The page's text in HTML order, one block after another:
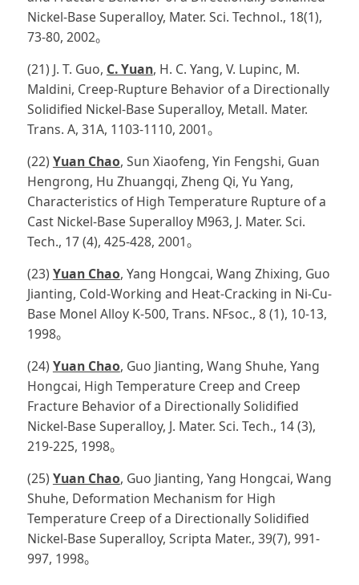
Nickel-Base Superalloy, Mater. Sci. Technol., 18(1),
73-80, 2002。
(21) J. T. Guo, C. Yuan, H. C. Yang, V. Lupinc, M.
Maldini, Creep-Rupture Behavior of a Directionally
Solidified Nickel-Base Superalloy, Metall. Mater.
Trans. A, 31A, 1103-1110, 2001。
(22) Yuan Chao, Sun Xiaofeng, Yin Fengshi, Guan
Hengrong, Hu Zhuangqi, Zheng Qi, Yu Yang,
Characteristics of High Temperature Rupture of a
Cast Nickel-Base Superalloy M963, J. Mater. Sci.
Tech., 17 (4), 425-428, 2001。
(23) Yuan Chao, Yang Hongcai, Wang Zhixing, Guo
Jianting, Cold-Working and Heat-Cracking in Ni-Cu-
Base Monel Alloy K-500, Trans. NFsoc., 8 (1), 10-13,
1998。
(24) Yuan Chao, Guo Jianting, Wang Shuhe, Yang
Hongcai, High Temperature Creep and Creep
Fracture Behavior of a Directionally Solidified
Nickel-Base Superalloy, J. Mater. Sci. Tech., 14 (3),
219-225, 1998。
(25) Yuan Chao, Guo Jianting, Yang Hongcai, Wang
Shuhe, Deformation Mechanism for High
Temperature Creep of a Directionally Solidified
Nickel-Base Superalloy, Scripta Mater., 39(7), 991-
997, 1998。